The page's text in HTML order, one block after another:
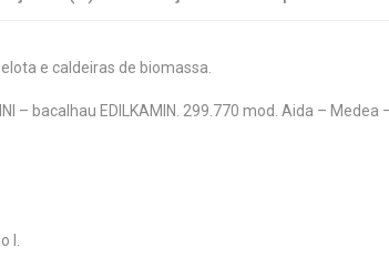
e caldeiras de biomassa.
– bacalhau EDILKAMIN. 299.770 mod. Aida –
I.